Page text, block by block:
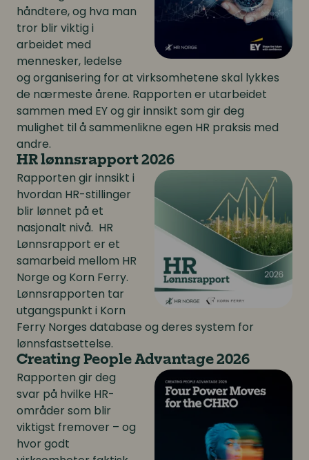
håndtere, og hva man
tror blir viktig i
arbeidet med
mennesker, ledelse
og organisering for at virksomhetene skal lykkes
de nærmeste årene. Rapporten er utarbeidet
sammen med EY og gir innsikt som gir deg
mulighet til å sammenlikne egen HR praksis med
andre.
HR lønnsrapport 2026
Rapporten gir innsikt i
hvordan HR-stillinger
blir lønnet på et
nasjonalt nivå. HR
Lønnsrapport er et
samarbeid mellom HR
Norge og Korn Ferry.
Lønnsrapporten tar
utgangspunkt i Korn
Ferry Norges database og deres system for
lønnsfastsettelse.
Creating People Advantage 2026
Rapporten gir deg
svar på hvilke HR-
områder som blir
viktigst fremover – og
hvor godt